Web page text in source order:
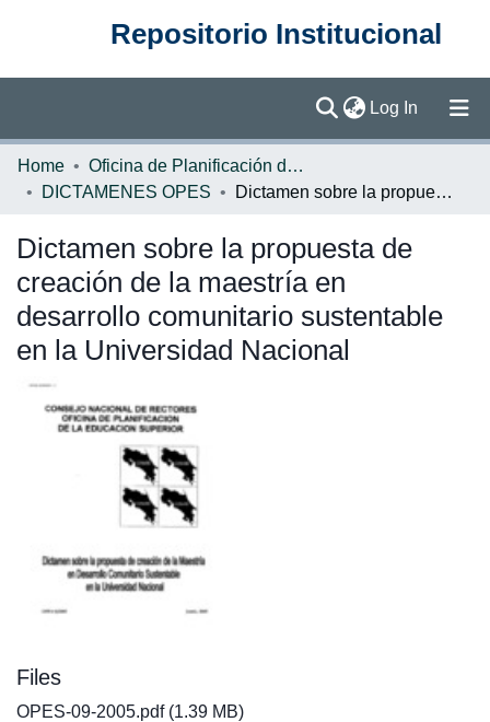
Repositorio Institucional
Log In (current)
Communities & Collections
Statistics
Home
Oficina de Planificación de la Educación Superior (OPES)
DICTAMENES OPES
Dictamen sobre la propuesta de creación de la maestría en desarrollo comunitario sustentable en la Universidad Nacional
Dictamen sobre la propuesta de
creación de la maestría en
desarrollo comunitario sustentable
en la Universidad Nacional
Files
OPES-09-2005.pdf(1.39 MB)